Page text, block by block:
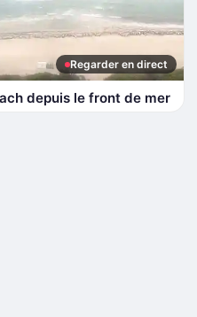
Regarder en direct
depuis le front de mer